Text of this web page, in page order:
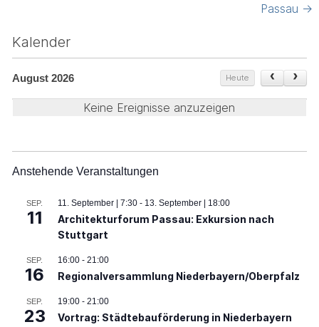
Passau →
Kalender
August 2026 Heute
Keine Ereignisse anzuzeigen
Anstehende Veranstaltungen
SEP.
11
11. September | 7:30- 13. September | 18:00
Architekturforum Passau: Exkursion nach
Stuttgart
SEP.
16
16:00- 21:00
Regionalversammlung Niederbayern/Oberpfalz
SEP.
23
19:00- 21:00
Vortrag: Städtebauförderung in Niederbayern